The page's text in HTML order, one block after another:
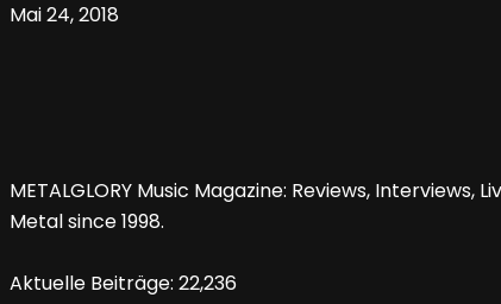
Mai 24, 2018
METALGLORY Music Magazine: Reviews, Interviews,
Metal since 1998.
Aktuelle Beiträge: 22,236